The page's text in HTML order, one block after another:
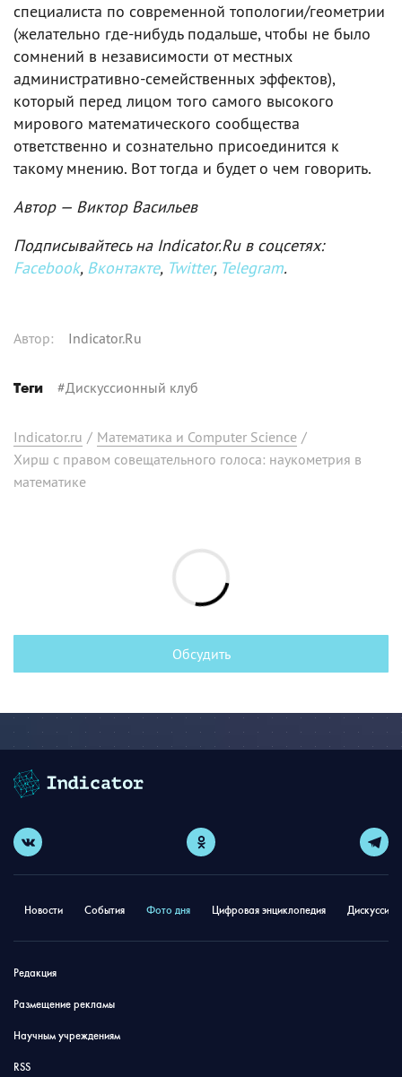
специалиста по современной топологии/геометрии
(желательно где-нибудь подальше, чтобы не было
сомнений в независимости от местных
административно-семейственных эффектов),
который перед лицом того самого высокого
мирового математического сообщества
ответственно и сознательно присоединится к
такому мнению. Вот тогда и будет о чем говорить.
Автор — Виктор Васильев
Подписывайтесь на Indicator.Ru в соцсетях:
Facebook, Вконтакте, Twitter, Telegram.
Автор: Indicator.Ru
Теги #Дискуссионный клуб
Indicator.ru / Математика и Computer Science /
Хирш с правом совещательного голоса: наукометрия в
математике
Обсудить
Новости События Фото дня Цифровая энциклопедия
Редакция
Размещение рекламы
Научным учреждениям
RSS